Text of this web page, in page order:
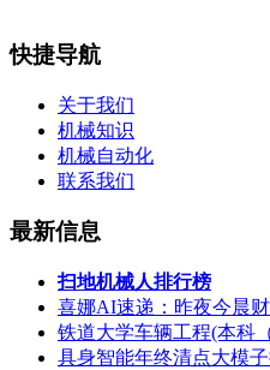
快捷导航
关于我们
机械知识
机械自动化
联系我们
最新信息
扫地机械人排行榜
喜娜AI速递：昨夜今晨
铁道大学车辆工程(本科
具身智能年终清点大模